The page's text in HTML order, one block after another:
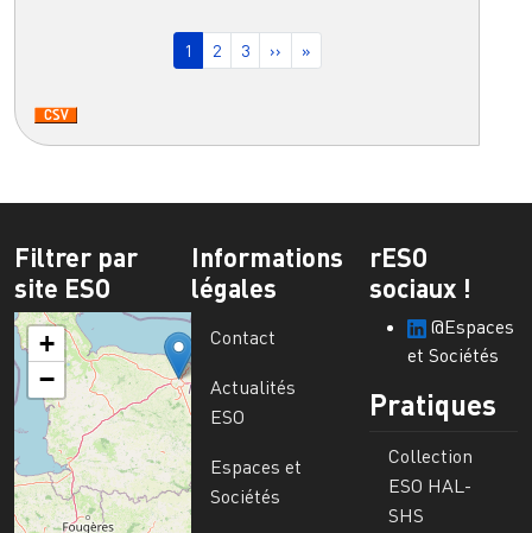
Page courante
1 Page
2 Page
3 Page suivante
›› Dernière page
»
Filtrer par
site ESO
+
−
Informations
légales
Contact
Actualités
ESO
Espaces et
Sociétés
rESO
sociaux !
@Espaces
et Sociétés
Pratiques
Collection
ESO HAL-
SHS